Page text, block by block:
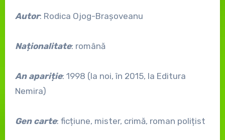
Autor: Rodica Ojog-Brașoveanu
Naționalitate: română
An apariție: 1998 (la noi, în 2015, la Editura
Nemira)
Gen carte: ficțiune, mister, crimă, roman polițist